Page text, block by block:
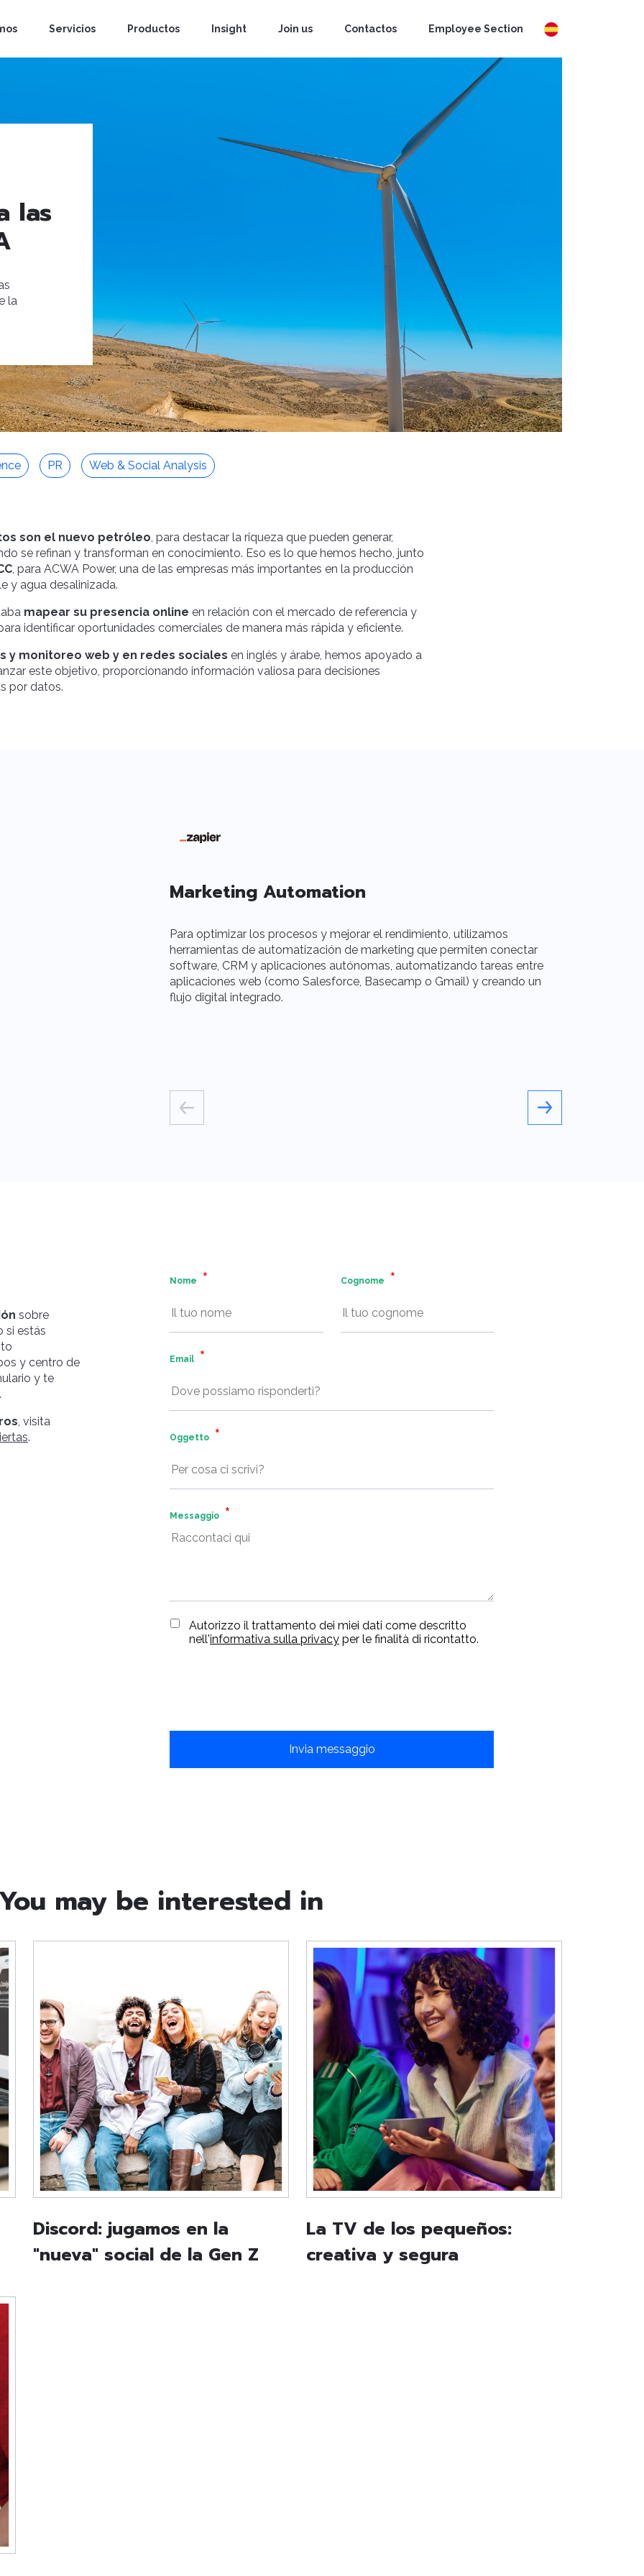
Servicios Productos Insight Join us Contactos Employee Section
las
la
PR Web & Social Analysis
son el nuevo petróleo, para destacar la riqueza que pueden generar,
se refinan y transforman en conocimiento. Eso es lo que hemos hecho, junto
, para ACWA Power, una de las empresas más importantes en la producción
y agua desalinizada.
mapear su presencia online en relación con el mercado de referencia y
identificar oportunidades comerciales de manera más rápida y eficiente.
y monitoreo web y en redes sociales en inglés y árabe, hemos apoyado a
este objetivo, proporcionando información valiosa para decisiones
por datos.
Marketing Automation
Para optimizar los procesos y mejorar el rendimiento, utilizamos
herramientas de automatización de marketing que permiten conectar
software, CRM y aplicaciones autónomas, automatizando tareas entre
aplicaciones web (como Salesforce, Basecamp o Gmail) y creando un
flujo digital integrado.
sobre
si estás
y centro de
y te
, visita
.
Nome Cognome
Email
Oggetto
Messaggio
Autorizzo il trattamento dei miei dati come descritto
nell'informativa sulla privacy per le finalità di ricontatto.
You may be interested in
Discord: jugamos en la
"nueva" social de la Gen Z
La TV de los pequeños:
creativa y segura